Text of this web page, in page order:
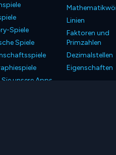
Spiele
Spiele
unsere Apps
Linien
Faktoren und
Primzahlen
Dezimalstellen
Eigenschaften